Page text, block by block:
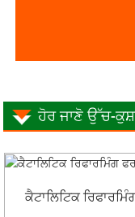
ਹੋਰ ਜਾਣੋ ਉੱਚ-
ਕੈਟਾਲਿਟਿਕ